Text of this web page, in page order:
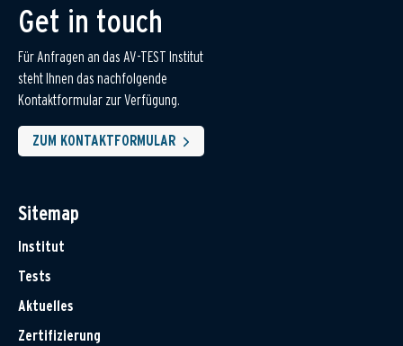
Get in touch
Für Anfragen an das AV-TEST Institut
steht Ihnen das nachfolgende
Kontaktformular zur Verfügung.
ZUM KONTAKTFORMULAR
Sitemap
Institut
Tests
Aktuelles
Zertifizierung